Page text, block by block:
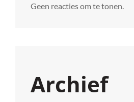
Geen reacties om te tonen.
Archief